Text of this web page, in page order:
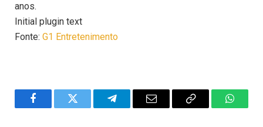
anos.
Initial plugin text
Fonte: G1 Entretenimento
FacebookTwitter TelegramEmail
Copy